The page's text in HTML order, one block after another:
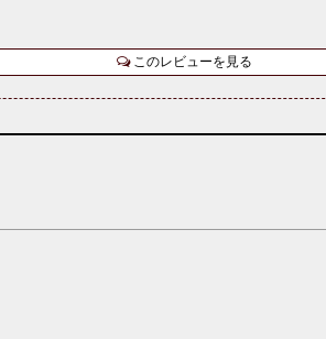
このレビューを見る